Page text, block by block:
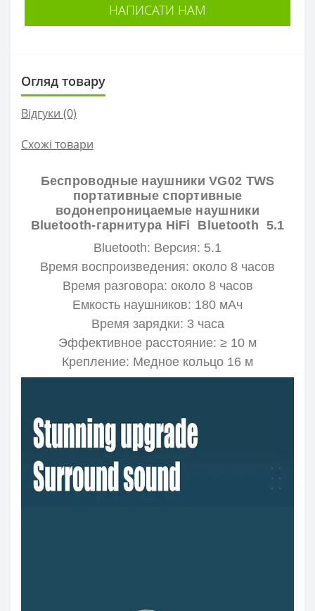
НАПИСАТИ НАМ
Огляд товару
Відгуки (0)
Схожі товари
Беспроводные наушники VG02 TWS
портативные спортивные
водонепроницаемые наушники
Bluetooth-гарнитура HiFi Bluetooth 5.1
Bluetooth: Версия: 5.1
Время воспроизведения: около 8 часов
Время разговора: около 8 часов
Емкость наушников: 180 мАч
Время зарядки: 3 часа
Эффективное расстояние: ≥ 10 м
Крепление: Медное кольцо 16 м